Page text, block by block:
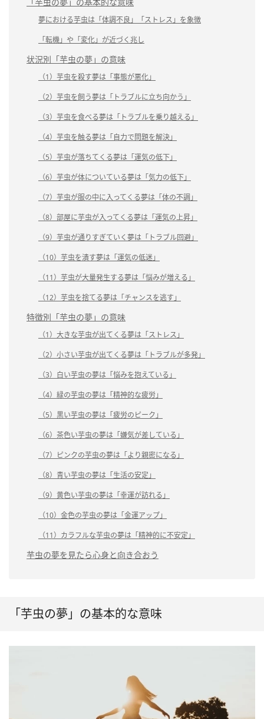
夢における芋虫は「体調不良」「ストレス」を象徴
「転機」や「変化」が近づく兆し
状況別「芋虫の夢」の意味
（1）芋虫を殺す夢は「事態が悪化」
（2）芋虫を飼う夢は「トラブルに立ち向かう」
（3）芋虫を食べる夢は「トラブルを乗り越える」
（4）芋虫を触る夢は「自力で問題を解決」
（5）芋虫が落ちてくる夢は「運気の低下」
（6）芋虫が体についている夢は「気力の低下」
（7）芋虫が服の中に入ってくる夢は「体の不調」
（8）部屋に芋虫が入ってくる夢は「運気の上昇」
（9）芋虫が通りすぎていく夢は「トラブル回避」
（10）芋虫を潰す夢は「運気の低迷」
（11）芋虫が大量発生する夢は「悩みが増える」
（12）芋虫を捨てる夢は「チャンスを逃す」
特徴別「芋虫の夢」の意味
（1）大きな芋虫が出てくる夢は「ストレス」
（2）小さい芋虫が出てくる夢は「トラブルが多発」
（3）白い芋虫の夢は「悩みを抱えている」
（4）緑の芋虫の夢は「精神的な疲労」
（5）黒い芋虫の夢は「疲労のピーク」
（6）茶色い芋虫の夢は「嫌気が差している」
（7）ピンクの芋虫の夢は「より親密になる」
（8）青い芋虫の夢は「生活の安定」
（9）黄色い芋虫の夢は「幸運が訪れる」
（10）金色の芋虫の夢は「金運アップ」
（11）カラフルな芋虫の夢は「精神的に不安定」
芋虫の夢を見たら心身と向き合おう
「芋虫の夢」の基本的な意味